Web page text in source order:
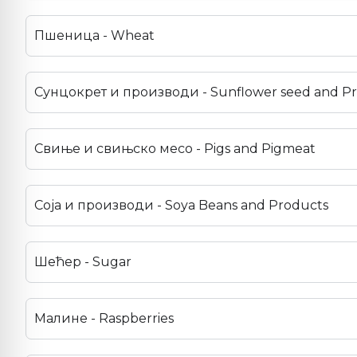
Пшеница - Wheat
Сунцокрет и производи - Sunflower seed and
Свиње и свињско месо - Pigs and Pigmeat
Соја и производи - Soya Beans and Products
Шећер - Sugar
Малине - Raspberries